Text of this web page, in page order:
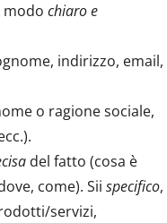
modo chiaro e
indirizzo, email,
o ragione sociale,
del fatto (cosa è
come). Sii specifico,
servizi,